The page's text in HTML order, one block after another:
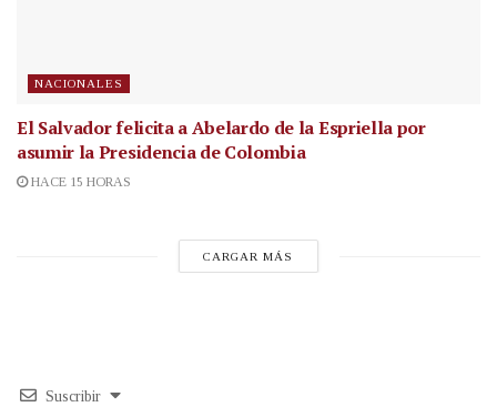
NACIONALES
El Salvador felicita a Abelardo de la Espriella por
asumir la Presidencia de Colombia
HACE 15 HORAS
CARGAR MÁS
Suscribir